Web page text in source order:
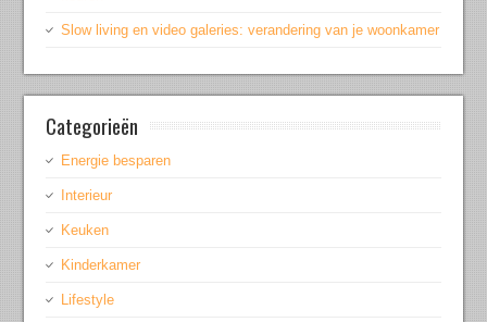
Slow living en video galeries: verandering van je woonkamer
Categorieën
Energie besparen
Interieur
Keuken
Kinderkamer
Lifestyle